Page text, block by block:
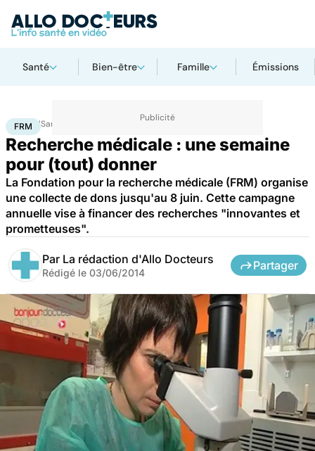
Santé Bien-être Famille Émissions
AccueilSanté
FRM
Recherche médicale : une semaine
pour (tout) donner
La Fondation pour la recherche médicale (FRM) organise
une collecte de dons jusqu'au 8 juin. Cette campagne
annuelle vise à financer des recherches "innovantes et
prometteuses".
Par La rédaction d'Allo Docteurs
Rédigé le 03/06/2014
Partager